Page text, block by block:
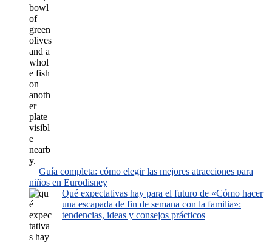
Guía completa: cómo elegir las mejores atracciones para
niños en Eurodisney
Qué expectativas hay para el futuro de «Cómo hacer
una escapada de fin de semana con la familia»:
tendencias, ideas y consejos prácticos